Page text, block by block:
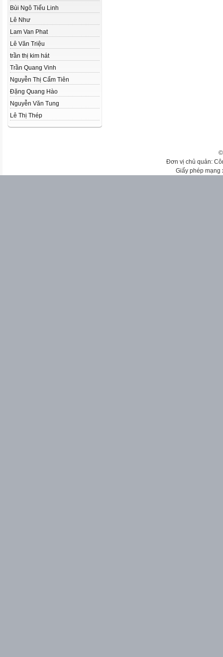
Bùi Ngô Tiểu Linh
Lê Như
Lam Van Phat
Lê Văn Triệu
trần thị kim hát
Trần Quang Vinh
Nguyễn Thị Cẩm Tiên
Đặng Quang Hào
Nguyễn Văn Tung
Lê Thị Thép
Đơn vị chủ quản:
Giấy phép mạng